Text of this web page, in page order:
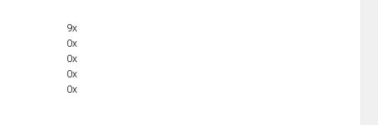
9x
0x
0x
0x
0x